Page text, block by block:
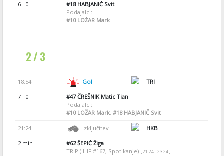
6 : 0
#18HABJANIČ Svit
Podajalci:
#10LOŽAR Mark
2 / 3
18:54 Gol
TRI
7 : 0
#47ČREŠNIK Matic Tian
Podajalci:
#10LOŽAR Mark, #18HABJANIČ Svit
21:24 Izključitev
HKB
2 min
#62ŠEPIČ Žiga
TRIP (IIHF #167, Spotikanje) [ 21:24 - 23:24 ]